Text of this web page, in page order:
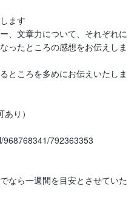
ます
、文章力について、それぞれに
ったところの感想をお伝えしま
ところを多めにお伝えいたしま
り）
968768341/792363353
なら一週間を目安とさせていた